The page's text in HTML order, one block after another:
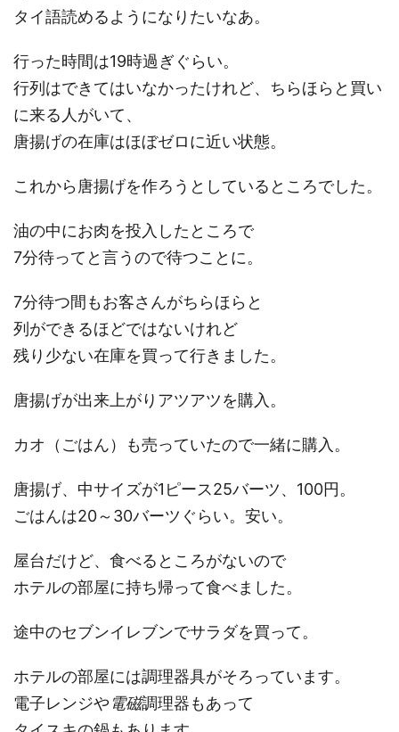
タイ語読めるようになりたいなあ。
行った時間は19時過ぎぐらい。
行列はできてはいなかったけれど、ちらほらと買い
に来る人がいて、
唐揚げの在庫はほぼゼロに近い状態。
これから唐揚げを作ろうとしているところでした。
油の中にお肉を投入したところで
7分待ってと言うので待つことに。
7分待つ間もお客さんがちらほらと
列ができるほどではないけれど
残り少ない在庫を買って行きました。
唐揚げが出来上がりアツアツを購入。
カオ（ごはん）も売っていたので一緒に購入。
唐揚げ、中サイズが1ピース25バーツ、100円。
ごはんは20～30バーツぐらい。安い。
屋台だけど、食べるところがないので
ホテルの部屋に持ち帰って食べました。
途中のセブンイレブンでサラダを買って。
ホテルの部屋には調理器具がそろっています。
電子レンジや 電磁調理器もあって